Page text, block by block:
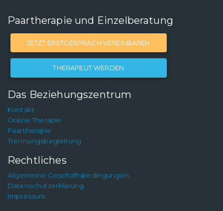
Paartherapie und Einzelberatung
JETZT ERSTGESPRÄCH VEREINBAREN
THERAPEUT WERDEN
Das Beziehungszentrum
Kontakt
Online Therapie
Paartherapie
Trennungsbegleitung
Rechtliches
Allgemeine Geschäftsbedingungen
Datenschutzerklärung
Impressum